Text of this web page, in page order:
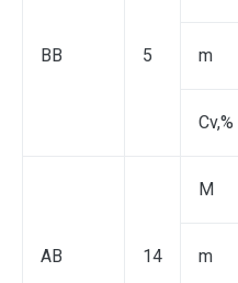
BB 5 m
Cv,%
AB 14
M
m